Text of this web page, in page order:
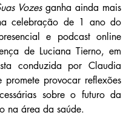
Vozes ganha ainda mais
celebração de 1 ano do
e podcast online
de Luciana Tierno, em
conduzida por Claudia
promete provocar reflexões
sobre o futuro da
na área da saúde.